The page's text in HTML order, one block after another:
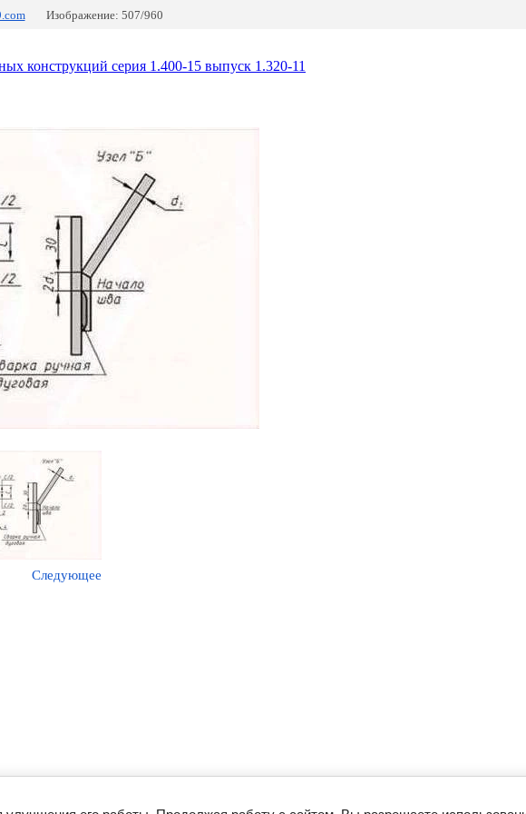
Изображение: 507/960
конструкций серия 1.400-15 выпуск 1.320-11
Следующее